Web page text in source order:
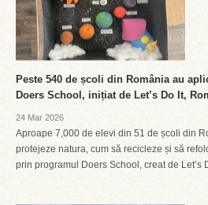
Peste 540 de școli din România au
Doers School, inițiat de Let’s Do It,
24 Mar 2026
Aproape 7,000 de elevi din 51 de școli din
protejeze natura, cum să recicleze și să
prin programul Doers School, creat de Let’s